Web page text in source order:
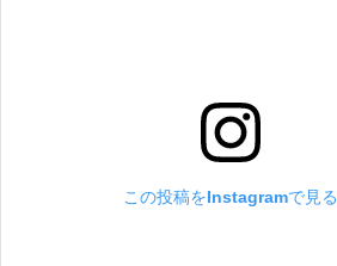
この投稿をInstagramで見る